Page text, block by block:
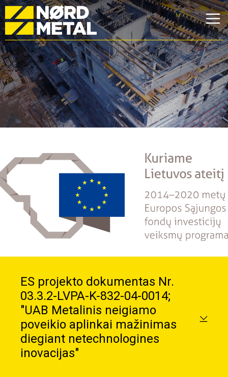
ES projekto dokumentas Nr.
03.3.2-LVPA-K-832-04-0014;
"UAB Metalinis neigiamo
poveikio aplinkai mažinimas
diegiant netechnologines
inovacijas"